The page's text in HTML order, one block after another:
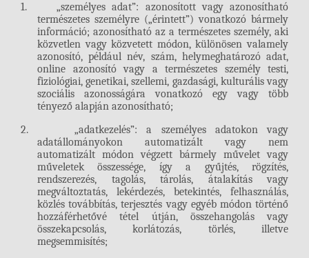
1.
„személyes adat”: azonosított vagy azonosítható
természetes személyre („érintett”) vonatkozó bármely
információ; azonosítható az a természetes személy, aki
közvetlen vagy közvetett módon, különösen valamely
azonosító, például név, szám, helymeghatározó adat,
online azonosító vagy a természetes személy testi,
fiziológiai, genetikai, szellemi, gazdasági, kulturális vagy
szociális azonosságára vonatkozó egy vagy több
tényező alapján azonosítható;
2.
„adatkezelés”: a személyes adatokon vagy
adatállományokon automatizált vagy nem
automatizált módon végzett bármely művelet vagy
műveletek összessége, így a gyűjtés, rögzítés,
rendszerezés, tagolás, tárolás, átalakítás vagy
megváltoztatás, lekérdezés, betekintés, felhasználás,
közlés továbbítás, terjesztés vagy egyéb módon történő
hozzáférhetővé tétel útján, összehangolás vagy
összekapcsolás, korlátozás, törlés, illetve
megsemmisítés;